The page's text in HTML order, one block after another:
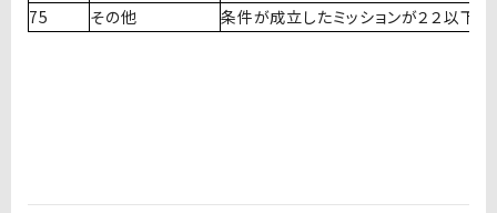
75
その他 条件が成立したミッションが２２以下